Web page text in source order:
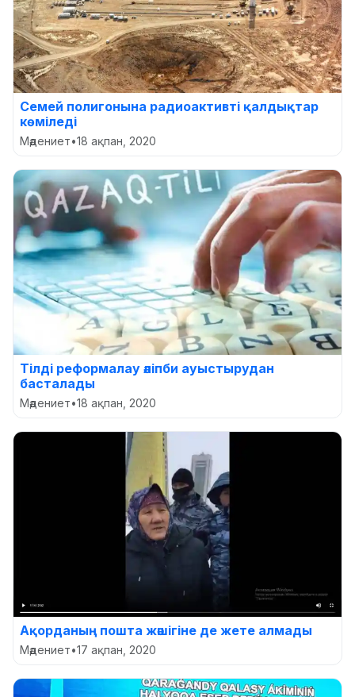
Семей полигонына радиоактивті қалдықтар
көміледі
Мәдениет•18 ақпан, 2020
Тілді реформалау әліпби ауыстырудан
басталады
Мәдениет•18 ақпан, 2020
Ақорданың пошта жәшігіне де жете алмады
Мәдениет•17 ақпан, 2020